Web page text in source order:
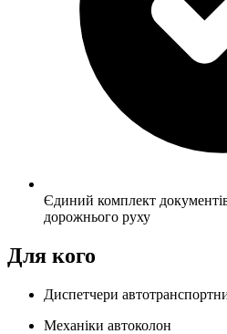
Єдиний комплект
дорожнього руху
Для кого
Диспетчери
Механіки автоколон